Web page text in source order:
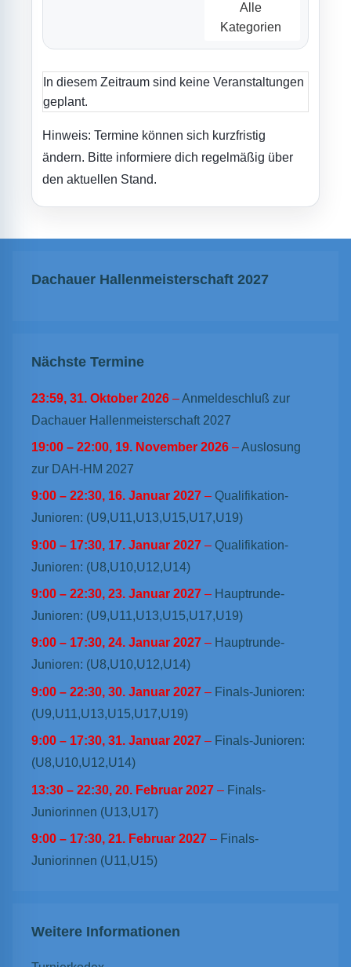
Alle
Kategorien
In diesem Zeitraum sind keine Veranstaltungen
geplant.
Hinweis: Termine können sich kurzfristig
ändern. Bitte informiere dich regelmäßig über
den aktuellen Stand.
Dachauer Hallenmeisterschaft 2027
Nächste Termine
23:59, 31. Oktober 2026 –Anmeldeschluß zur
Dachauer Hallenmeisterschaft 2027
19:00 – 22:00, 19. November 2026 –Auslosung
zur DAH-HM 2027
9:00 – 22:30, 16. Januar 2027 – Qualifikation-
Junioren: (U9,U11,U13,U15,U17,U19)
9:00 – 17:30, 17. Januar 2027 – Qualifikation-
Junioren: (U8,U10,U12,U14)
9:00 – 22:30, 23. Januar 2027 – Hauptrunde-
Junioren: (U9,U11,U13,U15,U17,U19)
9:00 – 17:30, 24. Januar 2027 – Hauptrunde-
Junioren: (U8,U10,U12,U14)
9:00 – 22:30, 30. Januar 2027 – Finals-Junioren:
(U9,U11,U13,U15,U17,U19)
9:00 – 17:30, 31. Januar 2027 – Finals-Junioren:
(U8,U10,U12,U14)
13:30 – 22:30, 20. Februar 2027 – Finals-
Juniorinnen (U13,U17)
9:00 – 17:30, 21. Februar 2027 – Finals-
Juniorinnen (U11,U15)
Weitere Informationen